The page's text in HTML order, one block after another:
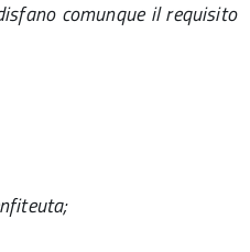
comunque il requisito